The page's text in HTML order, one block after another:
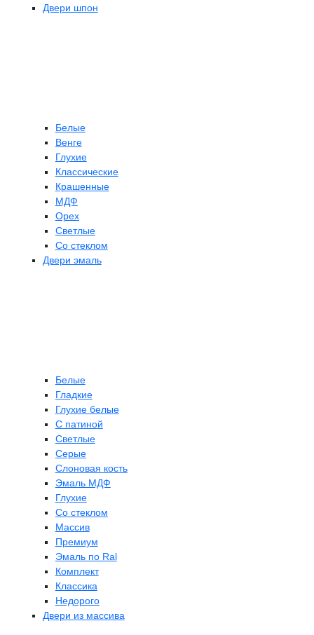
Двери шпон
Белые
Венге
Глухие
Классические
Крашенные
МДФ
Орех
Светлые
Со стеклом
Двери эмаль
Белые
Гладкие
Глухие белые
С патиной
Светлые
Серые
Слоновая кость
Эмаль МДФ
Глухие
Со стеклом
Массив
Премиум
Эмаль по Ral
Комплект
Классика
Недорого
Двери из массива